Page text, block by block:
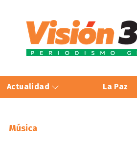
Actualidad La Paz
Música